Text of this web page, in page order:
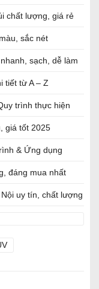
chất lượng, giá rẻ
sắc nét
sạch, dễ làm
tiết từ A – Z
trình thực hiện
giá tốt 2025
& Ứng dụng
đáng mua nhất
uy tín, chất lượng